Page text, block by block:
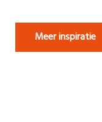
Meer inspiratie